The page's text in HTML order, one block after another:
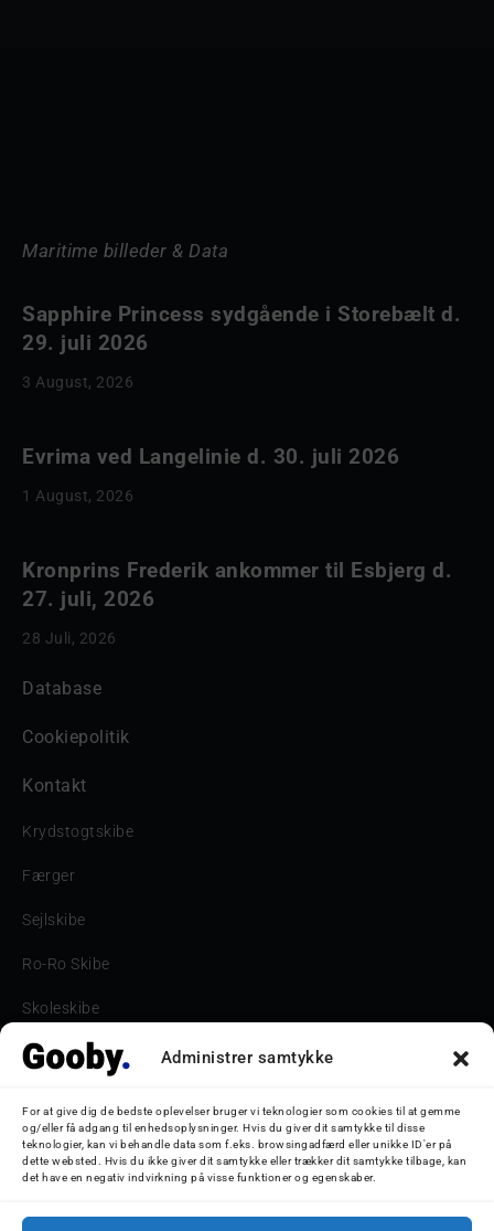
Administrer samtykke
For at give dig de bedste oplevelser bruger vi teknologier som cookies til at gemme
og/eller få adgang til enhedsoplysninger. Hvis du giver dit samtykke til disse
teknologier, kan vi behandle data som f.eks. browsingadfærd eller unikke ID'er på
dette websted. Hvis du ikke giver dit samtykke eller trækker dit samtykke tilbage, kan
det have en negativ indvirkning på visse funktioner og egenskaber.
Maritime billeder & Data
Sapphire Princess sydgående i Storebælt d.
29. juli 2026
3 August, 2026
Evrima ved Langelinie d. 30. juli 2026
1 August, 2026
Kronprins Frederik ankommer til Esbjerg d.
27. juli, 2026
28 Juli, 2026
Database
Cookiepolitik
Kontakt
Krydstogtskibe
Færger
Sejlskibe
Ro-Ro Skibe
Skoleskibe
Havne & Turbåde samt restaurantionsskibe
Bilskib
Storebæltsbroen